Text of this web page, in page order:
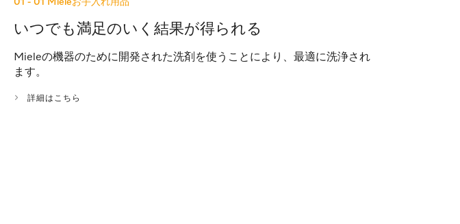
01 - 01 Mieleお手入れ用品
いつでも満足のいく結果が得られる
Mieleの機器のために開発された洗剤を使うことにより、最適に洗浄され
ます。
詳細はこちら